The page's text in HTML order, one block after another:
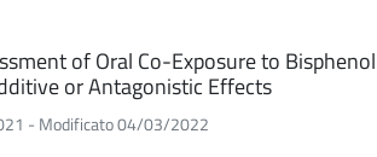
of Oral Co-Exposure to
or Antagonistic Effects
- Modificato 04/03/2022